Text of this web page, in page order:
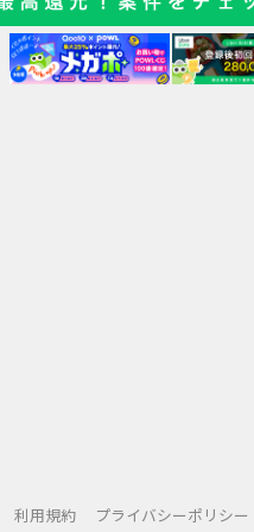
利用規約 プライバシーポリシー